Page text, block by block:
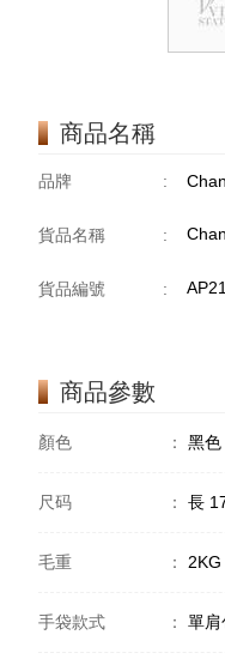
商品名稱
品牌 :
貨品名稱 :
貨品編號 :
商品參數
顏色 ： 黑色
尺码 ： 長
毛重 ： 2KG
手袋款式 ： 單肩